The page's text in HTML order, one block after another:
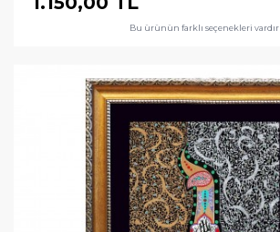
Bu ürünün farklı seçenekleri vardır